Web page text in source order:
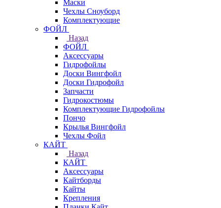
Маски
Чехлы Сноуборд
Комплектующие
ФОЙЛ
Назад
ФОЙЛ
Аксессуары
Гидрофойлы
Доски Вингфойл
Доски Гидрофойл
Запчасти
Гидрокостюмы
Комплектующие Гидрофойлы
Пончо
Крылья Вингфойл
Чехлы Фойл
КАЙТ
Назад
КАЙТ
Аксессуары
Кайтборды
Кайты
Крепления